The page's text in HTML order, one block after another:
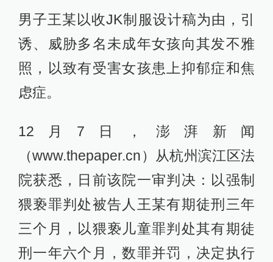
男子王某以收JK制服设计稿为由，引
诱、威胁多名未成年女孩向其发不雅
照，以致有受害女孩患上抑郁症和焦
虑症。
12月7日，澎湃新闻
（www.thepaper.cn）从杭州滨江区法
院获悉，日前该院一审判决：以强制
猥亵罪判处被告人王某有期徒刑三年
三个月，以猥亵儿童罪判处其有期徒
刑一年六个月，数罪并罚，决定执行